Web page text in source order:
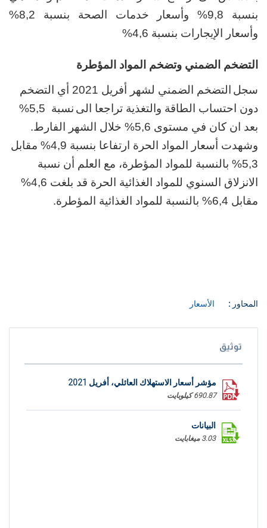
بنسبة 9,8% وأسعار خدمات الصحة بنسبة 8,2%
وأسعار الإيجارات بنسبة 4,6%
التضخم الضمني وتضخم المواد المؤطرة
سجل
التضخم الضمني لشهر أفريل 2021 أي التضخم
دون احتساب الطاقة والتغذية تراجعا الى نسبة
%
بعد ان كان في مستوى 5,6% خلال الشهر الفارط.
وشهدت أسعار المواد الحرة ارتفاعا بنسبة 4,9% مقابل
5,3% بالنسبة للمواد المؤطرة، مع العلم أن نسبة
الانزلاق السنوي للمواد الغذائية الحرة قد بلغت 4,6%
مقابل 6,4% بالنسبة للمواد الغذائية المؤطرة.
المحاور : الأسعار
توثيق
مؤشر أسعار الاستهلاك العائلي، أفريل 2021
690.87 كيلوبايت
البيانات
3.03 ميغابايت